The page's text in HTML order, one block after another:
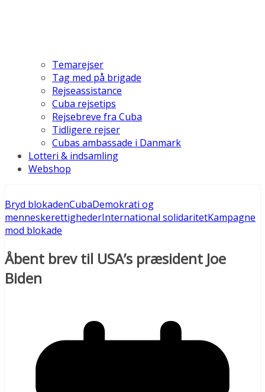
Temarejser
Tag med på brigade
Rejseassistance
Cuba rejsetips
Rejsebreve fra Cuba
Tidligere rejser
Cubas ambassade i Danmark
Lotteri & indsamling
Webshop
Bryd blokadenCubaDemokrati og
menneskerettighederInternational solidaritetKampagne
mod blokade
Åbent brev til USA’s præsident Joe
Biden